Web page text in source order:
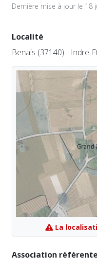
Dernière mise à jour le 18
Localité
Benais (37140) - Indre-
La
Association référente